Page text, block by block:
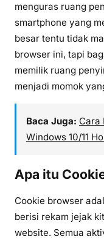
menguras ruang
smartphone yang
besar tentu tidak
browser ini, tapi
memilik ruang
menjadi momok
Baca Juga: Cara
Windows 10/11
Apa itu
Cookie browser
berisi rekam jejak
website. Semua